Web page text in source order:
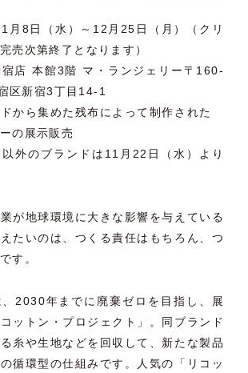
月8日（水）～12月25日（月）（クリ
売次第終了となります）
店 本館3階 マ・ランジェリー〒160-
区新宿3丁目14-1
から集めた残布によって制作された
の展示販売
外のブランドは11月22日（水）より
が地球環境に大きな影響を与えている
たいのは、つくる責任はもちろん、つ
す。
2030年までに廃棄ゼロを目指し、展
ットン・プロジェクト」。同ブランド
糸や生地などを回収して、新たな製品
循環型の仕組みです。人気の「リコッ